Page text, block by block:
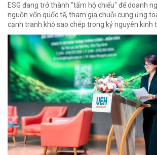
ESG đang trở thành "tấm hộ chiếu" để doanh
nguồn vốn quốc tế, tham gia chuỗi cung ứng
cạnh tranh khó sao chép trong kỷ nguyên kinh